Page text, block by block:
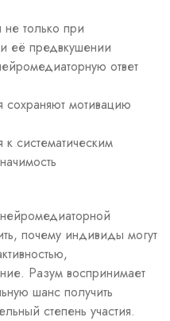
только при
её предвкушении
ответ
мотивацию
систематическим
почему индивиды могут
Разум воспринимает
шанс получить
степень участия.